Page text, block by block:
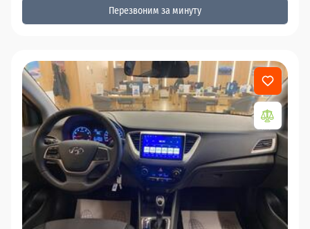
Перезвоним за минуту